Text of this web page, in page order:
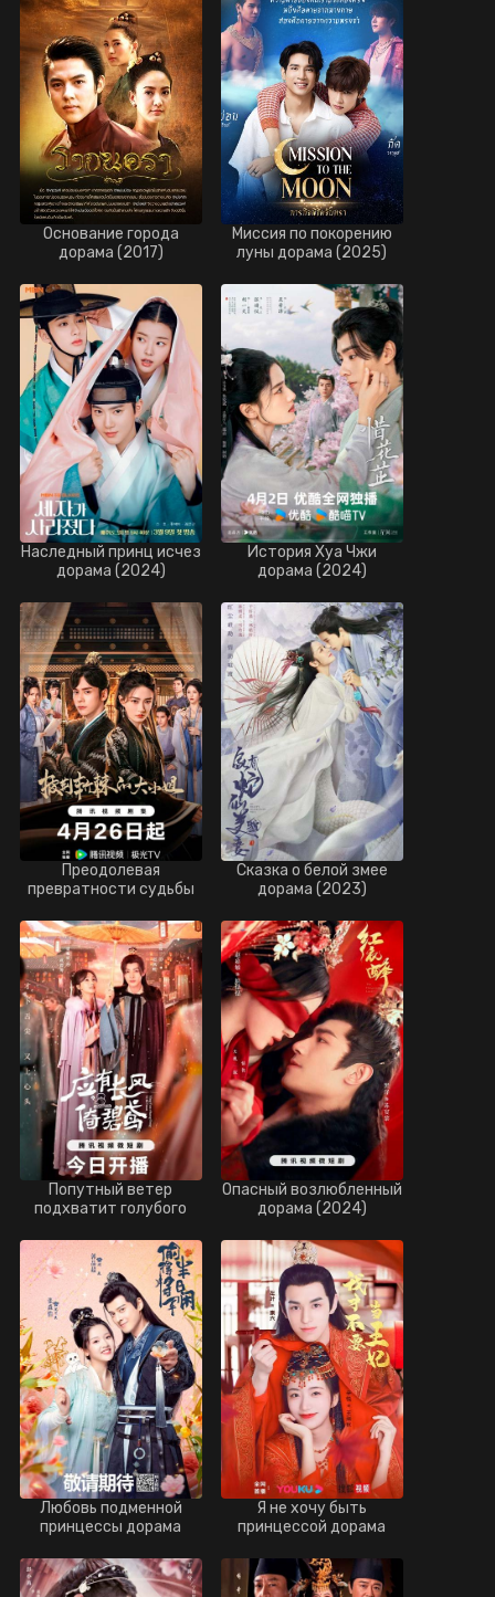
Основание города
дорама (2017)
Миссия по покорению
луны дорама (2025)
Наследный принц исчез
дорама (2024)
История Хуа Чжи
дорама (2024)
Преодолевая
превратности судьбы
Сказка о белой змее
дорама (2023)
Попутный ветер
подхватит голубого
дорама (2023)
Опасный возлюбленный
дорама (2024)
Любовь подменной
принцессы дорама
Я не хочу быть
принцессой дорама